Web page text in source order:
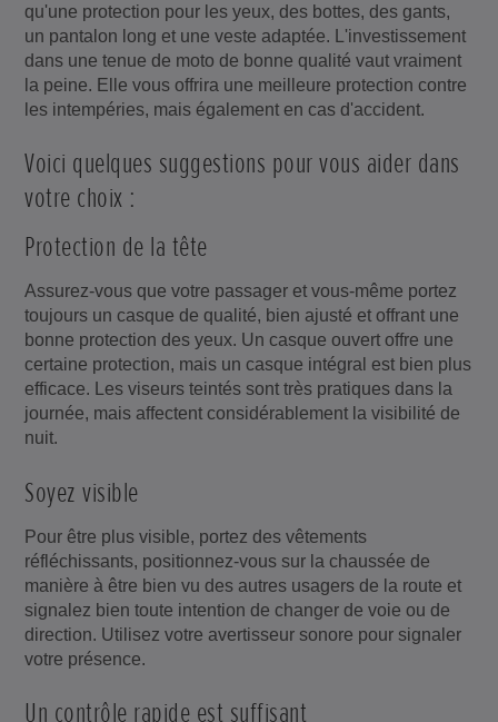
qu'une protection pour les yeux, des bottes, des gants,
un pantalon long et une veste adaptée. L'investissement
dans une tenue de moto de bonne qualité vaut vraiment
la peine. Elle vous offrira une meilleure protection contre
les intempéries, mais également en cas d'accident.
Voici quelques suggestions pour vous aider dans
votre choix :
Protection de la tête
Assurez-vous que votre passager et vous-même portez
toujours un casque de qualité, bien ajusté et offrant une
bonne protection des yeux. Un casque ouvert offre une
certaine protection, mais un casque intégral est bien plus
efficace. Les viseurs teintés sont très pratiques dans la
journée, mais affectent considérablement la visibilité de
nuit.
Soyez visible
Pour être plus visible, portez des vêtements
réfléchissants, positionnez-vous sur la chaussée de
manière à être bien vu des autres usagers de la route et
signalez bien toute intention de changer de voie ou de
direction. Utilisez votre avertisseur sonore pour signaler
votre présence.
Un contrôle rapide est suffisant